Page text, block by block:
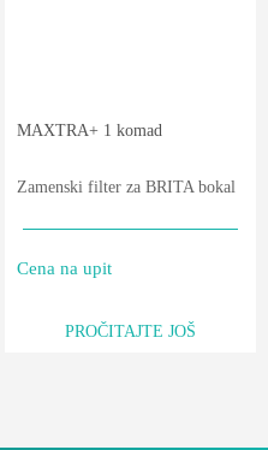
Zamenski filter za BRITA bokal
MAXTRA+ 1 komad
Cena na upit
PROČITAJTE JOŠ